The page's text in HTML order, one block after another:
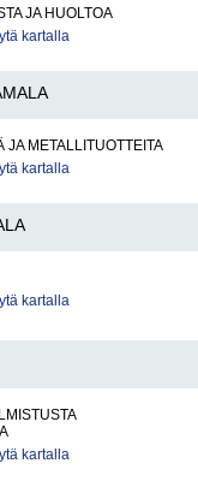
JA HUOLTOA
kartalla
JA METALLITUOTTEITA
kartalla
kartalla
kartalla